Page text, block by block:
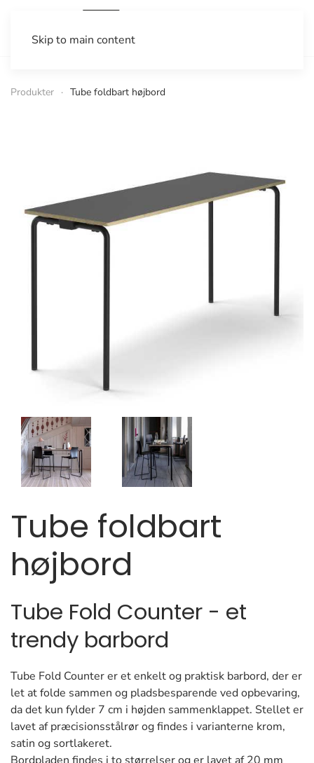
Skip to main content
Produkter Tube foldbart højbord
Tube foldbart
højbord
Tube Fold Counter - et
trendy barbord
Tube Fold Counter er et enkelt og praktisk barbord, der er
let at folde sammen og pladsbesparende ved opbevaring,
da det kun fylder 7 cm i højden sammenklappet. Stellet er
lavet af præcisionsstålrør og findes i varianterne krom,
satin og sortlakeret.